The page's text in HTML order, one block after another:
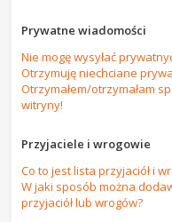
Prywatne wiadomości
Nie mogę wysyłać
Otrzymuję niechciane
Otrzymałem/otrzymałam
witryny!
Przyjaciele i wrogowie
Co to jest lista przyjaciół i
W jaki sposób można
przyjaciół lub wrogów?